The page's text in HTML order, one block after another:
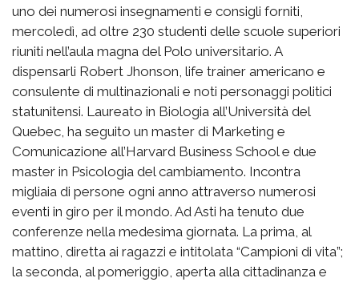
uno dei numerosi insegnamenti e consigli forniti,
mercoledì, ad oltre 230 studenti delle scuole superiori
riuniti nell’aula magna del Polo universitario. A
dispensarli Robert Jhonson, life trainer americano e
consulente di multinazionali e noti personaggi politici
statunitensi. Laureato in Biologia all’Università del
Quebec, ha seguito un master di Marketing e
Comunicazione all’Harvard Business School e due
master in Psicologia del cambiamento. Incontra
migliaia di persone ogni anno attraverso numerosi
eventi in giro per il mondo. Ad Asti ha tenuto due
conferenze nella medesima giornata. La prima, al
mattino, diretta ai ragazzi e intitolata “Campioni di vita”;
la seconda, al pomeriggio, aperta alla cittadinanza e